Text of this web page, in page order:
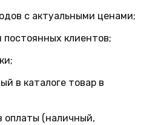
с актуальными ценами;
постоянных клиентов;
в каталоге товар в
оплаты (наличный,